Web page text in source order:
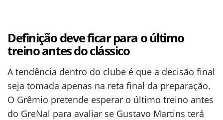
Definição deve ficar para o último
treino antes do clássico
A tendência dentro do clube é que a decisão final
seja tomada apenas na reta final da preparação.
O Grêmio pretende esperar o último treino antes
do GreNal para avaliar se Gustavo Martins terá